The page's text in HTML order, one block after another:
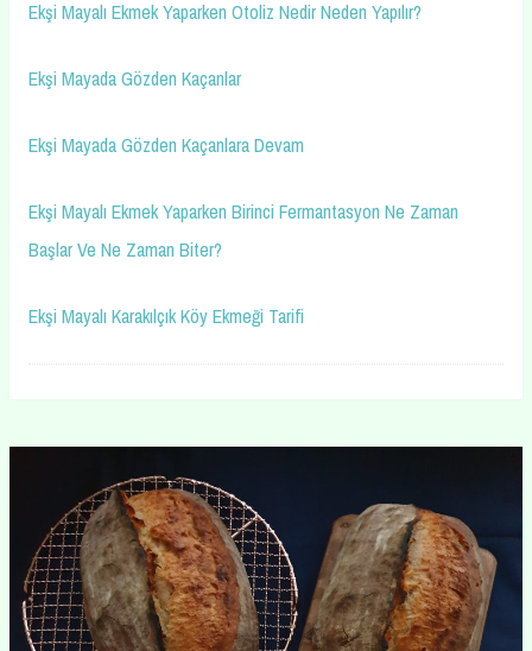
Ekşi Mayalı Ekmek Yaparken Otoliz Nedir Neden Yapılır?
Ekşi Mayada Gözden Kaçanlar
Ekşi Mayada Gözden Kaçanlara Devam
Ekşi Mayalı Ekmek Yaparken Birinci Fermantasyon Ne Zaman
Başlar Ve Ne Zaman Biter?
Ekşi Mayalı Karakılçık Köy Ekmeği Tarifi